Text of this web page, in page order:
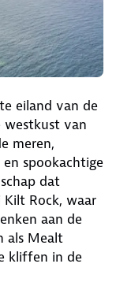
eiland van de
westkust van
meren,
spookachtige
dat
Rock, waar
aan de
als Mealt
kliffen in de